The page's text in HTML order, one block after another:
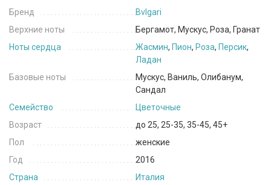
Бренд
Bvlgari
Верхние ноты
Бергамот, Мускус, Роза, Гранат
Ноты сердца
Жасмин, Пион, Роза, Персик,
Ладан
Базовые ноты
Мускус, Ваниль, Олибанум,
Сандал
Семейство
Цветочные
Возраст
до 25, 25-35, 35-45, 45+
Пол
женские
Год
2016
Страна
Италия